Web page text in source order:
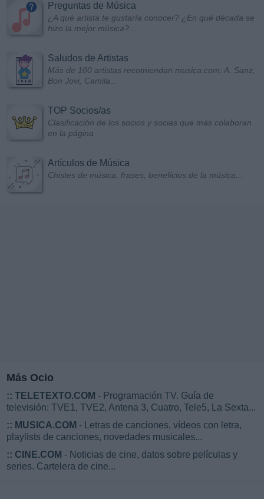
Preguntas de Música
¿A qué artista te gustaría conocer? ¿En qué década se
hizo la mejor música?...
Saludos de Artistas
Más de 100 artistas recomiendan musica.com: A. Sanz,
Bon Jovi, Camila...
TOP Socios/as
Clasificación de los socios y socias que más colaboran
en la página
Artículos de Música
Chistes de música, frases, beneficios de la música...
Más Ocio
:: TELETEXTO.COM - Programación TV. Guía de
televisión: TVE1, TVE2, Antena 3, Cuatro, Tele5, La Sexta...
:: MUSICA.COM - Letras de canciones, vídeos con letra,
playlists de canciones, novedades musicales...
:: CINE.COM - Noticias de cine, datos sobre películas y
series. Cartelera de cine...